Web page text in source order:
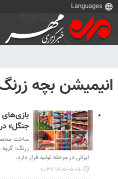
انیمیشن بچه
جنگل»
ساخت
زرنگ؛
ایرانی در مرحله تولید قرار دارد.
۱۴۰۵-۰۵-۰۵ ۱۰:۳۴